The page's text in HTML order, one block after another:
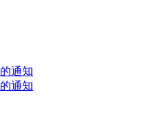
通知
通知